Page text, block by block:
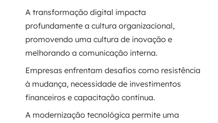
Monitoramento 24x7
Suporte a banco de dados
FinOps
Billing Cloud
Gestão de infraestrutura
A transformação digital impacta
profundamente a cultura organizacional,
promovendo uma cultura de inovação e
melhorando a comunicação interna.
Empresas enfrentam desafios como resistência
à mudança, necessidade de investimentos
financeiros e capacitação contínua.
A modernização tecnológica permite uma